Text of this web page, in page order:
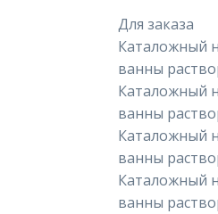
Для заказа
Каталожный
ванны
Каталожный
ванны
Каталожный
ванны
Каталожный
ванны